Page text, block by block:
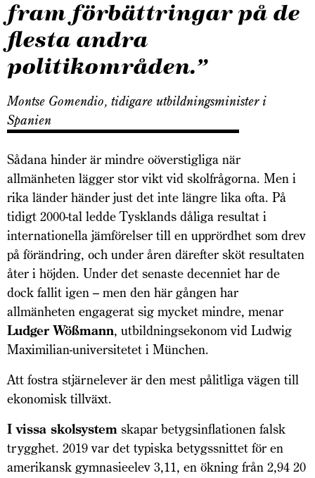
fram förbättringar på de
flesta andra
politikområden.”
Montse Gomendio, tidigare utbildningsminister i
Spanien
Sådana hinder är mindre oöverstigliga när
allmänheten lägger stor vikt vid skolfrågorna. Men i
rika länder händer just det inte längre lika ofta. På
tidigt 2000-tal ledde Tysklands dåliga resultat i
internationella jämförelser till en upprördhet som drev
på förändring, och under åren därefter sköt resultaten
åter i höjden. Under det senaste decenniet har de
dock fallit igen – men den här gången har
allmänheten engagerat sig mycket mindre, menar
Ludger Wößmann, utbildningsekonom vid Ludwig
Maximilian-universitetet i München.
Att fostra stjärnelever är den mest pålitliga vägen till
ekonomisk tillväxt.
I vissa skolsystem skapar betygsinflationen falsk
trygghet. 2019 var det typiska betygssnittet för en
amerikansk gymnasieelev 3,11, en ökning från 2,94 20